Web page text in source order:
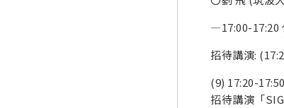
—17:00-17:20
招待講演:
(9) 17:20-17:50
招待講演「